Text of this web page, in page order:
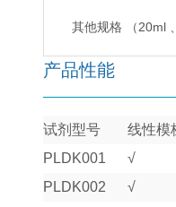
其他规格 （20ml
产品性能
试剂型号
线性模
PLDK001
√
PLDK002
√